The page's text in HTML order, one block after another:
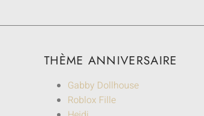
THÈME ANNIVERSAIRE
Gabby Dollhouse
Roblox Fille